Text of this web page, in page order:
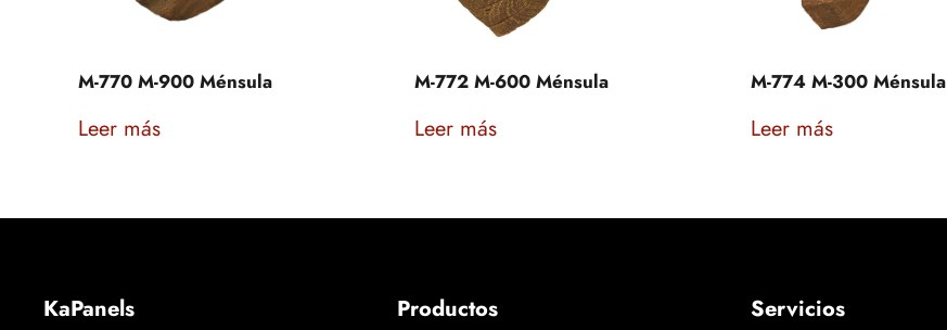
M-770 M-900 Ménsula
Leer más
M-772 M-600 Ménsula
Leer más
M-774 M-300 Ménsula
Leer más
KaPanels Productos Servicios